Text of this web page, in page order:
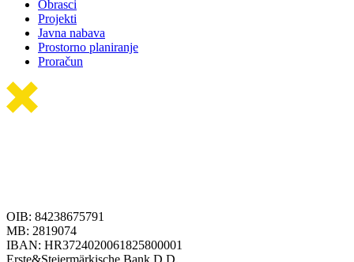
Obrasci
Projekti
Javna nabava
Prostorno planiranje
Proračun
OIB: 84238675791
MB: 2819074
IBAN: HR3724020061825800001
Erste&Steiermärkische Bank D.D.